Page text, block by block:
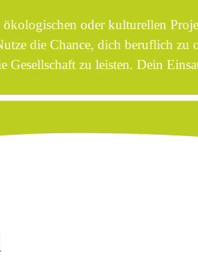
oder kulturellen
die Chance, dich beruflich zu
zu leisten. Dein